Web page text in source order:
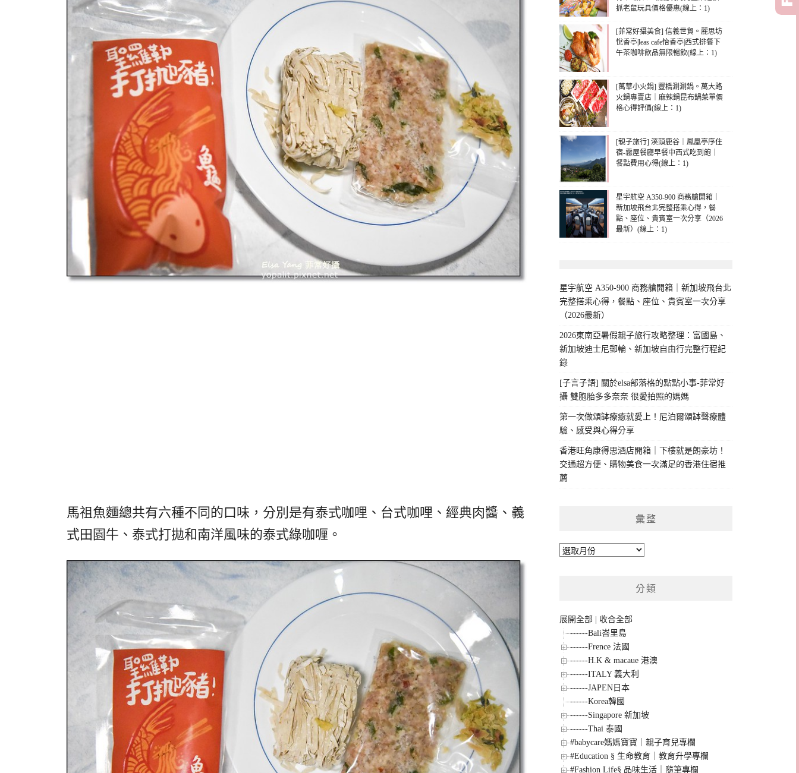
馬祖魚麵總共有六種不同的口味，分別是有泰式咖哩、台式咖哩、經典肉醬、義
式田園牛、泰式打拋和南洋風味的泰式綠咖喱。
抓老鼠玩具價格優惠(線上：1)
[菲常好攝美食] 信義世貿。麗思坊
悅香亭|leas cafe怡香亭|西式排餐下
午茶咖啡飲品無限暢飲(線上：1)
[萬華小火鍋] 豐橋涮涮鍋。萬大路
火鍋專賣店｜麻辣鍋昆布鍋菜單價
格心得評價(線上：1)
[親子旅行] 溪頭鹿谷｜鳳凰亭序住
宿-霧屋餐廳早餐中西式吃到飽｜
餐點費用心得(線上：1)
星宇航空 A350-900 商務艙開箱｜
新加坡飛台北完整搭乘心得，餐
點、座位、貴賓室一次分享（2026
最新）(線上：1)
星宇航空 A350-900 商務艙開箱｜新加坡飛台北
完整搭乘心得，餐點、座位、貴賓室一次分享
（2026最新）
2026東南亞暑假親子旅行攻略整理：富國島、
新加坡迪士尼郵輪、新加坡自由行完整行程紀
錄
[子言子語] 關於elsa部落格的點點小事-菲常好
攝 雙胞胎多多奈奈 很愛拍照的媽媽
第一次做頌缽療癒就愛上！尼泊爾頌缽聲療體
驗、感受與心得分享
香港旺角康得思酒店開箱｜下樓就是朗豪坊！
交通超方便、購物美食一次滿足的香港住宿推
薦
彙整
彙
分類
展開全部
收合全部
------Bali峇里島
------Frence 法國
------H.K & macaue 港澳
------ITALY 義大利
------JAPEN日本
------Korea韓國
------Singapore 新加坡
------Thai 泰國
#babycare媽媽寶寶｜親子育兒專欄
#Education § 生命教育｜教育升學專欄
#Fashion Life§ 品味生活｜隨筆專欄